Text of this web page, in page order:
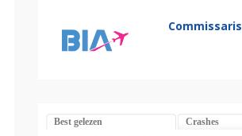
Commissaris
Best gelezen Crashes